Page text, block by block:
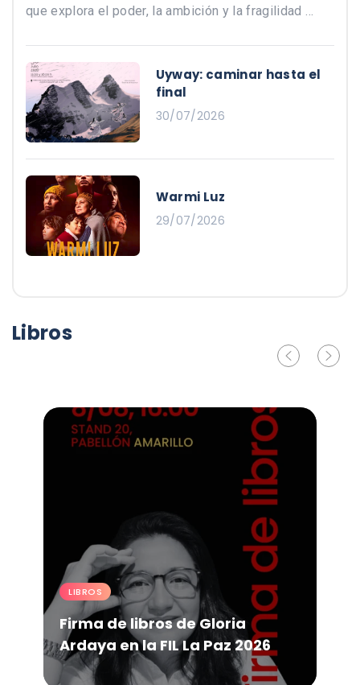
que explora el poder, la ambición y la fragilidad …
Uyway: caminar hasta el
final
30/07/2026
Warmi Luz
29/07/2026
Libros
LIBROS
Firma de libros de Gloria
Ardaya en la FIL La Paz 2026